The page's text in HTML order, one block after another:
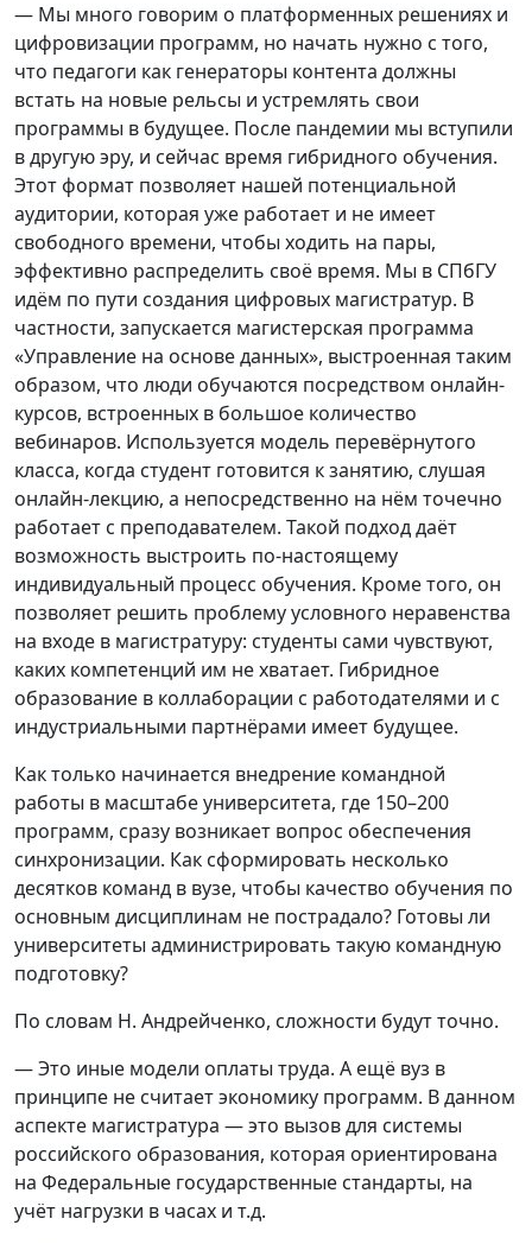
— Мы много говорим о платформенных решениях и
цифровизации программ, но начать нужно с того,
что педагоги как генераторы контента должны
встать на новые рельсы и устремлять свои
программы в будущее. После пандемии мы вступили
в другую эру, и сейчас время гибридного обучения.
Этот формат позволяет нашей потенциальной
аудитории, которая уже работает и не имеет
свободного времени, чтобы ходить на пары,
эффективно распределить своё время. Мы в СПбГУ
идём по пути создания цифровых магистратур. В
частности, запускается магистерская программа
«Управление на основе данных», выстроенная таким
образом, что люди обучаются посредством онлайн-
курсов, встроенных в большое количество
вебинаров. Используется модель перевёрнутого
класса, когда студент готовится к занятию, слушая
онлайн-лекцию, а непосредственно на нём точечно
работает с преподавателем. Такой подход даёт
возможность выстроить по-настоящему
индивидуальный процесс обучения. Кроме того, он
позволяет решить проблему условного неравенства
на входе в магистратуру: студенты сами чувствуют,
каких компетенций им не хватает. Гибридное
образование в коллаборации с работодателями и с
индустриальными партнёрами имеет будущее.
Как только начинается внедрение командной
работы в масштабе университета, где 150–200
программ, сразу возникает вопрос обеспечения
синхронизации. Как сформировать несколько
десятков команд в вузе, чтобы качество обучения по
основным дисциплинам не пострадало? Готовы ли
университеты администрировать такую командную
подготовку?
По словам Н. Андрейченко, сложности будут точно.
— Это иные модели оплаты труда. А ещё вуз в
принципе не считает экономику программ. В данном
аспекте магистратура — это вызов для системы
российского образования, которая ориентирована
на Федеральные государственные стандарты, на
учёт нагрузки в часах и т.д.